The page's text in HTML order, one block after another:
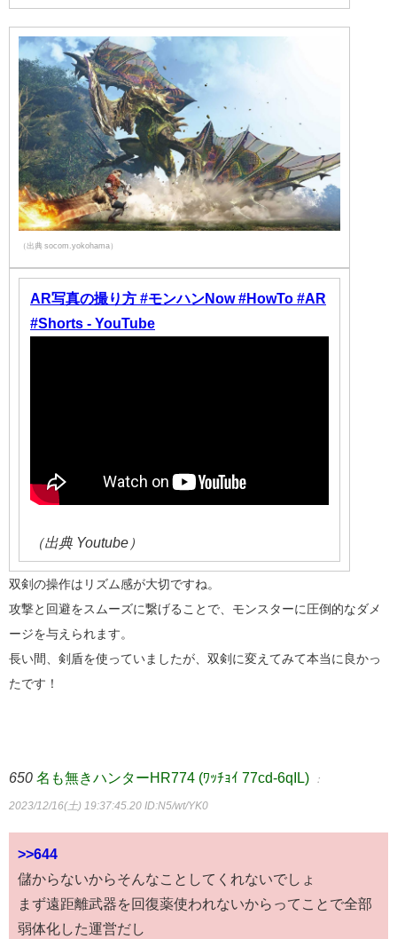
（出典 socom.yokohama）
AR写真の撮り方 #モンハンNow #HowTo #AR
#Shorts - YouTube
（出典 Youtube）
双剣の操作はリズム感が大切ですね。
攻撃と回避をスムーズに繋げることで、モンスターに圧倒的なダメ
ージを与えられます。
長い間、剣盾を使っていましたが、双剣に変えてみて本当に良かっ
たです！
650 名も無きハンターHR774 (ﾜｯﾁｮｲ 77cd-6qIL) ：
2023/12/16(土) 19:37:45.20 ID:N5/wt/YK0
>>644
儲からないからそんなことしてくれないでしょ
まず遠距離武器を回復薬使われないからってことで全部
弱体化した運営だし